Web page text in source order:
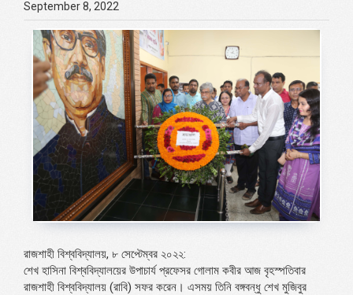
September 8, 2022
রাজশাহী বিশ্ববিদ্যালয়, ৮ সেপ্টেম্বর ২০২২:
শেখ হাসিনা বিশ্ববিদ্যালয়ের উপাচার্য প্রফেসর গোলাম কবীর আজ বৃহস্পতিবার
রাজশাহী বিশ্ববিদ্যালয় (রাবি) সফর করেন। এসময় তিনি বঙ্গবন্ধু শেখ মুজিবুর